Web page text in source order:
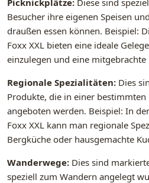
Besucher ihre eigenen Speisen
draußen essen können. Beispiel:
Foxx XXL bieten eine ideale
einzulegen und eine
Regionale Spezialitäten: Dies
Produkte, die in einer
angeboten werden. Beispiel: In
Foxx XXL kann man regionale
Bergküche oder hausgemachte
Wanderwege: Dies sind
speziell zum Wandern angelegt